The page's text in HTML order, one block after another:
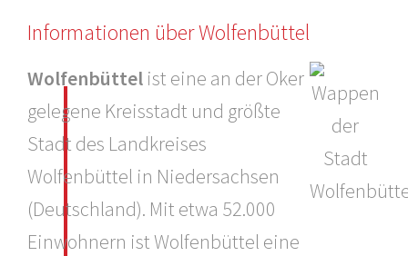
Informationen über Wolfenbüttel
Wolfenbüttel ist eine an der Oker
gelegene Kreisstadt und größte
Stadt des Landkreises
Wolfenbüttel in Niedersachsen
(Deutschland). Mit etwa 52.000
Einwohnern ist Wolfenbüttel eine